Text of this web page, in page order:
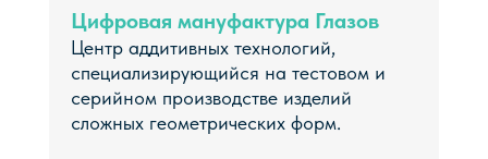
Цифровая мануфактура Глазов
Центр аддитивных технологий,
специализирующийся на тестовом и
серийном производстве изделий
сложных геометрических форм.